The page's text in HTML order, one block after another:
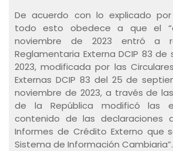
De acuerdo con lo explicado
todo esto obedece a que el
noviembre de 2023 entró a
Reglamentaria Externa DCIP 83 de
2023, modificada por las
Externas DCIP 83 del 25 de
noviembre de 2023, a través de
de la República modificó las
contenido de las declaraciones
Informes de Crédito Externo que
Sistema de Información Cambiaria”.